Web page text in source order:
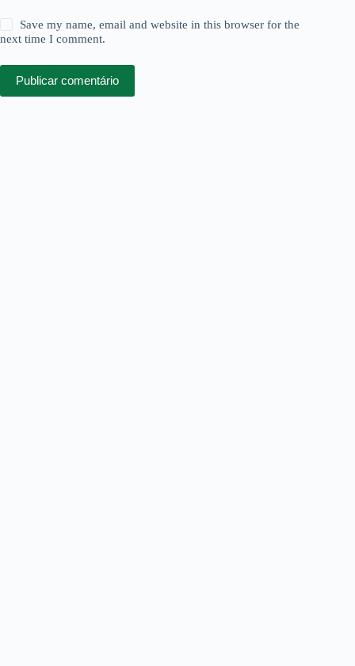
Save my name, email and website in this browser for the
next time I comment.
Publicar comentário